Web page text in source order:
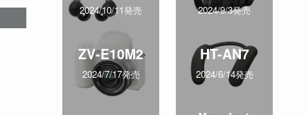
2024/10/11発売 2024/9/3発売
ZV-E10M2
2024/7/17発売
HT-AN7
2024/6/14発売